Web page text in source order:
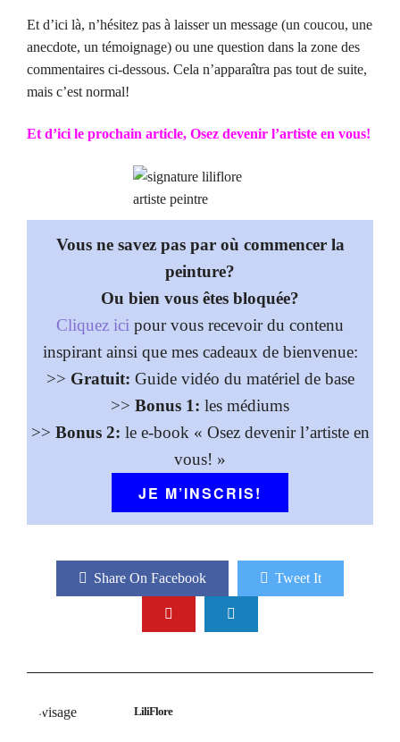
Et d’ici là, n’hésitez pas à laisser un message (un coucou, une
anecdote, un témoignage) ou une question dans la zone des
commentaires ci-dessous. Cela n’apparaîtra pas tout de suite,
mais c’est normal!
Et d’ici le prochain article, Osez devenir l’artiste en vous!
Vous ne savez pas par où commencer la
peinture?
Ou bien vous êtes bloquée?
Cliquez ici pour vous recevoir du contenu
inspirant ainsi que mes cadeaux de bienvenue:
>> Gratuit: Guide vidéo du matériel de base
>> Bonus 1: les médiums
>> Bonus 2: le e-book « Osez devenir l’artiste en
vous! »
JE M’INSCRIS!
Share On Facebook Tweet It
LiliFlore